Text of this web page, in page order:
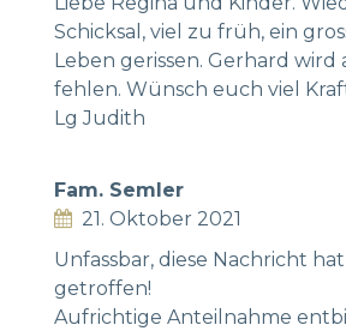
Schicksal, viel zu früh, ein
Leben gerissen. Gerhard wird
fehlen. Wünsch euch viel
Lg Judith
Fam. Semler
21. Oktober 2021
Unfassbar, diese Nachricht
getroffen!
Aufrichtige Anteilnahme